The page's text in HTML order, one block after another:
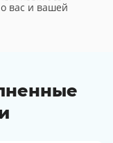
вас и вашей